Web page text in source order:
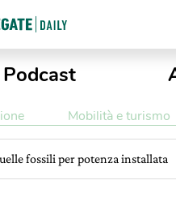
Podcast
Mobilità e turismo
fossili per potenza installata